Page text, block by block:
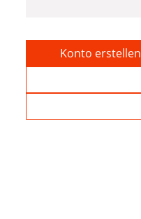
Konto erstellen